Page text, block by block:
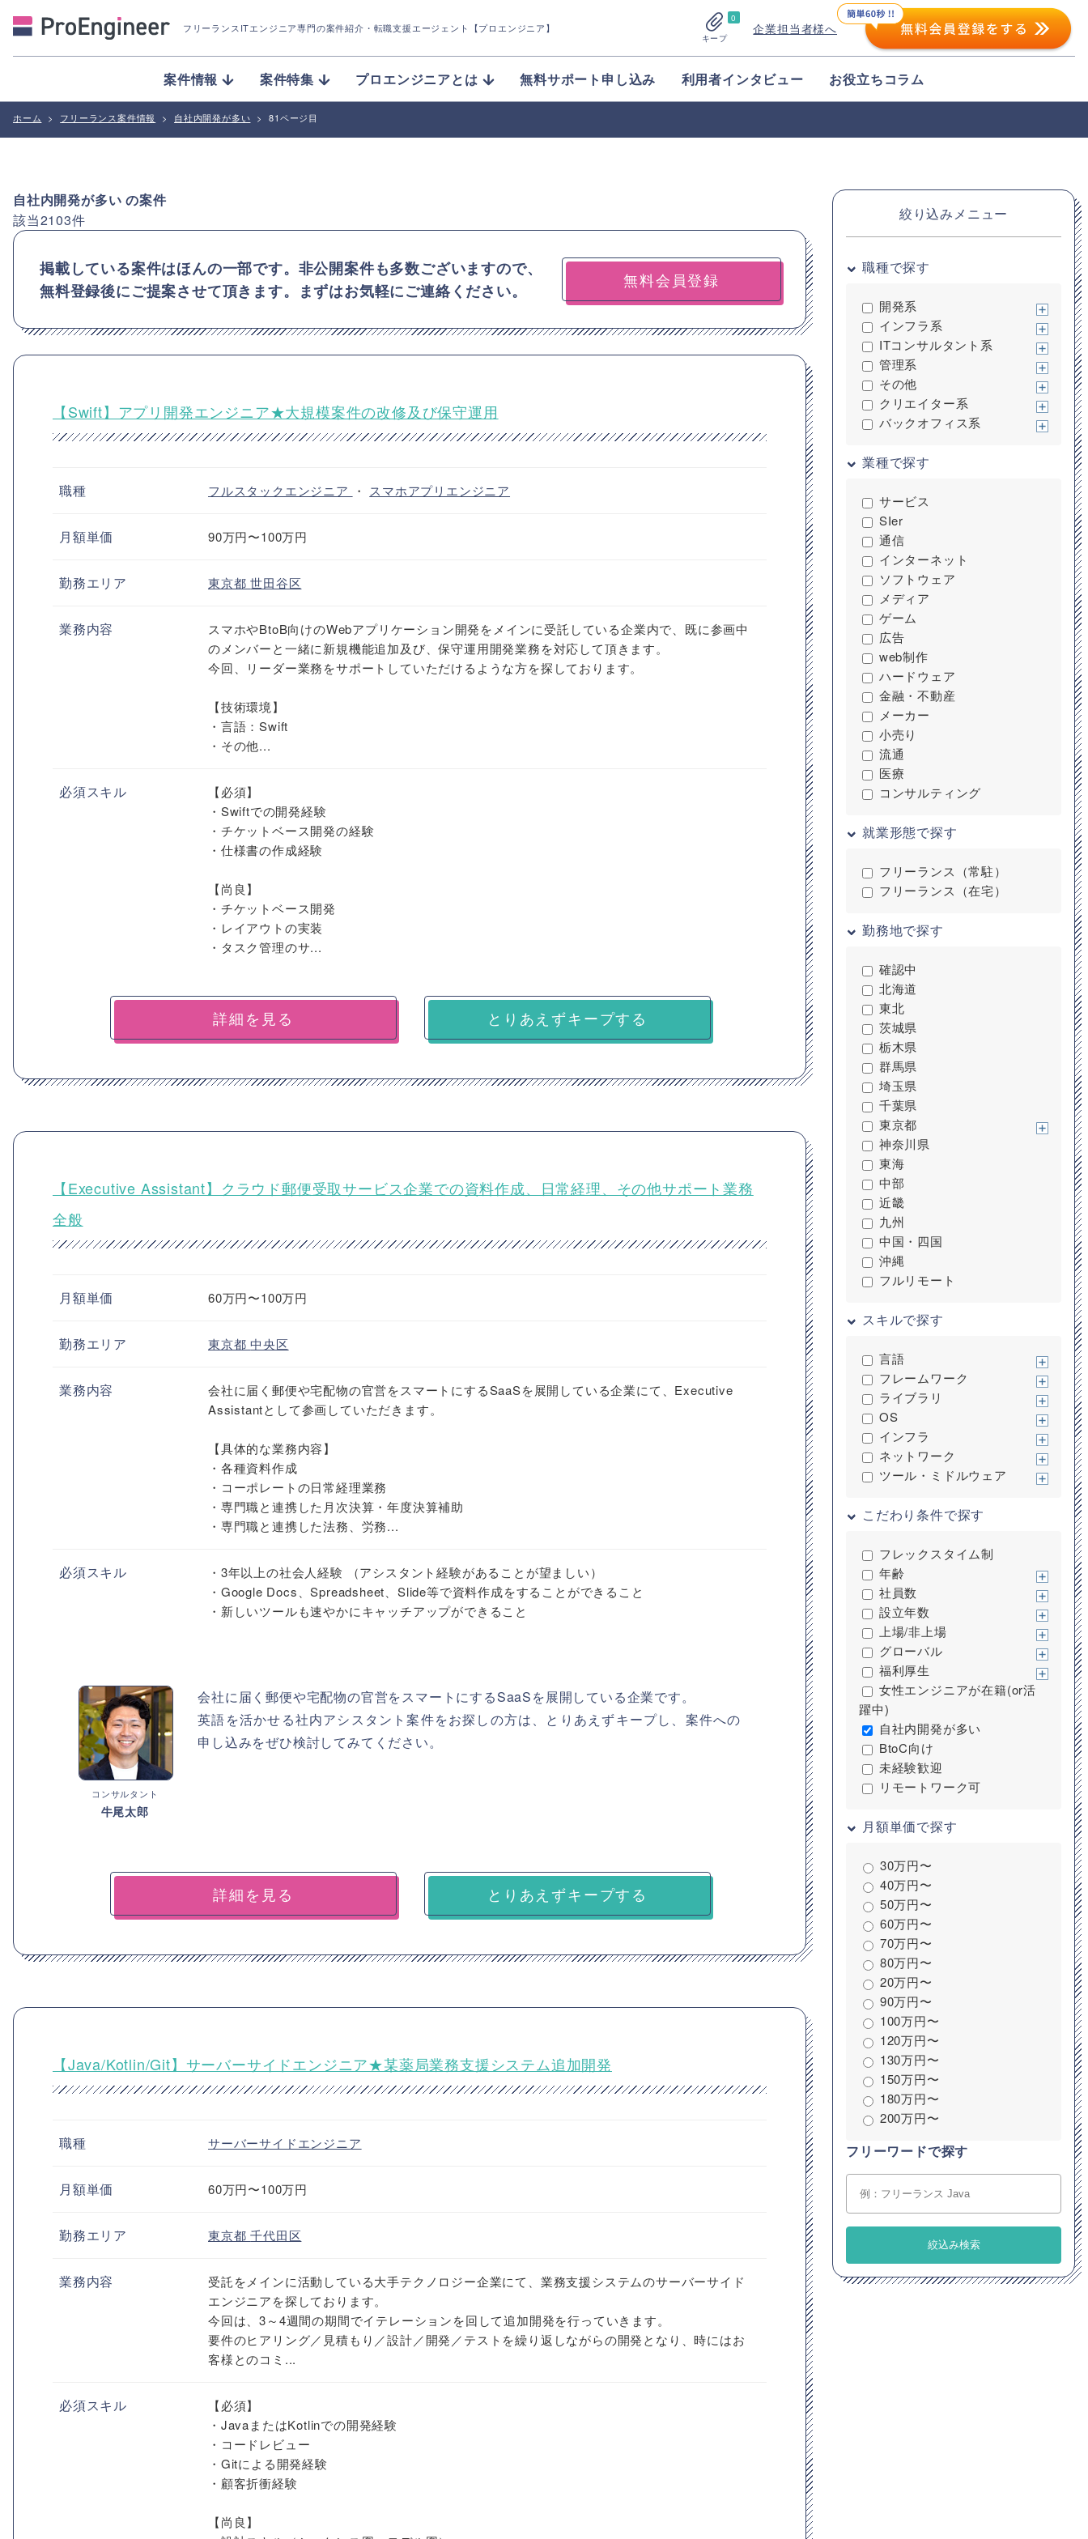
フリーランスITエンジニア専門の案件紹介 ・転職支援エージェント【プロエンジニア】
0
キープ
企業担当者様へ
案件情報 案件特集 プロエンジニアとは 無料サポート申し込み 利用者インタビュー お役立ちコラム
ホーム > フリーランス案件情報 > 自社内開発が多い > 81ページ目
自社内開発が多いの案件
該当2103件
掲載している案件はほんの一部です。非公開案件も多数ございますので、
無料登録後にご提案させて頂きます。まずはお気軽にご連絡ください。
無料会員登録
【Swift】アプリ開発エンジニア★大規模案件の改修及び保守運用
職種 フルスタックエンジニア ・ スマホアプリエンジニア
月額単価 90万円〜100万円
勤務エリア 東京都世田谷区
業務内容
スマホやBtoB向けのWebアプリケーション開発をメインに受託している企業内で、既に参画中
のメンバーと一緒に新規機能追加及び、保守運用開発業務を対応して頂きます。
今回、リーダー業務をサポートしていただけるような方を探しております。
【技術環境】
・言語：Swift
・その他...
必須スキル
【必須】
・Swiftでの開発経験
・チケットベース開発の経験
・仕様書の作成経験
【尚良】
・チケットベース開発
・レイアウトの実装
・タスク管理のサ...
詳細を見る とりあえずキープする
【Executive Assistant】クラウド郵便受取サービス企業での資料作成、日常経理、その他サポート業務
全般
月額単価 60万円〜100万円
勤務エリア 東京都中央区
業務内容
会社に届く郵便や宅配物の官営をスマートにするSaaSを展開している企業にて、Executive
Assistantとして参画していただきます。
【具体的な業務内容】
・各種資料作成
・コーポレートの日常経理業務
・専門職と連携した月次決算・年度決算補助
・専門職と連携した法務、労務...
必須スキル
・3年以上の社会人経験 （アシスタント経験があることが望ましい）
・Google Docs、Spreadsheet、Slide等で資料作成をすることができること
・新しいツールも速やかにキャッチアップができること
コンサルタント
牛尾太郎
会社に届く郵便や宅配物の官営をスマートにするSaaSを展開している企業です。
英語を活かせる社内アシスタント案件をお探しの方は、とりあえずキープし、案件への
申し込みをぜひ検討してみてください。
詳細を見る とりあえずキープする
【Java/Kotlin/Git】サーバーサイドエンジニア★某薬局業務支援システム追加開発
職種 サーバーサイドエンジニア
月額単価 60万円〜100万円
勤務エリア 東京都千代田区
業務内容
受託をメインに活動している大手テクノロジー企業にて、業務支援システムのサーバーサイド
エンジニアを探しております。
今回は、3～4週間の期間でイテレーションを回して追加開発を行っていきます。
要件のヒアリング／見積もり／設計／開発／テストを繰り返しながらの開発となり、時にはお
客様とのコミ...
必須スキル
【必須】
・JavaまたはKotlinでの開発経験
・コードレビュー
・Gitによる開発経験
・顧客折衝経験
【尚良】
絞り込みメニュー
職種で探す
開発系
インフラ系
ITコンサルタント系
管理系
その他
クリエイター系
バックオフィス系
業種で探す
サービス
SIer
通信
インターネット
ソフトウェア
メディア
ゲーム
広告
web制作
ハードウェア
金融・不動産
メーカー
小売り
流通
医療
コンサルティング
就業形態で探す
フリーランス（常駐）
フリーランス（在宅）
勤務地で探す
確認中
北海道
東北
茨城県
栃木県
群馬県
埼玉県
千葉県
東京都
神奈川県
東海
中部
近畿
九州
中国・四国
沖縄
フルリモート
スキルで探す
言語
フレームワーク
ライブラリ
OS
インフラ
ネットワーク
ツール・ミドルウェア
こだわり条件で探す
フレックスタイム制
年齢
社員数
設立年数
上場/非上場
グローバル
福利厚生
女性エンジニアが在籍(or活
躍中)
自社内開発が多い
BtoC向け
未経験歓迎
リモートワーク可
月額単価で探す
30万円〜
40万円〜
50万円〜
60万円〜
70万円〜
80万円〜
20万円〜
90万円〜
100万円〜
120万円〜
130万円〜
150万円〜
180万円〜
200万円〜
フリーワードで探す